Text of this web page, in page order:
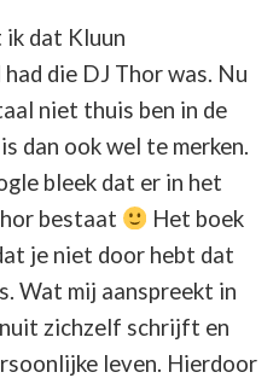
dat Kluun
die DJ Thor was. Nu
niet thuis ben in de
dan ook wel te merken.
bleek dat er in het
bestaat
Het boek
je niet door hebt dat
Wat mij aanspreekt in
zichzelf schrijft en
leven. Hierdoor